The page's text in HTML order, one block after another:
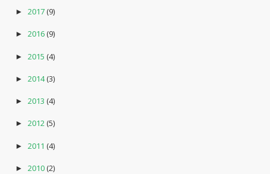
► 2017(9)
► 2016(9)
► 2015 (4)
► 2014(3)
► 2013 (4)
► 2012(5)
► 2011 (4)
► 2010(2)